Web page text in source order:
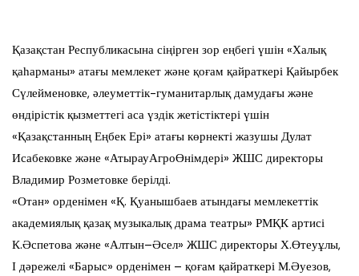
Қазақстан Республикасына сіңірген зор еңбегі үшін «Халық
қаһарманы» атағы мемлекет және қоғам қайраткері Қайырбек
Сүлейменовке, әлеуметтік-гуманитарлық дамудағы және
өндірістік қызметтегі аса үздік жетістіктері үшін
«Қазақстанның Еңбек Ері» атағы көрнекті жазушы Дулат
Исабековке және «АтырауАгроӨнімдері» ЖШС директоры
Владимир Розметовке берілді.
«Отан» орденімен «Қ. Қуанышбаев атындағы мемлекеттік
академиялық қазақ музыкалық драма театры» РМҚК артисі
К.Әспетова және «Алтын–Әсел» ЖШС директоры Х.Өтеуұлы,
І дәрежелі «Барыс» орденімен – қоғам қайраткері М.Әуезов,